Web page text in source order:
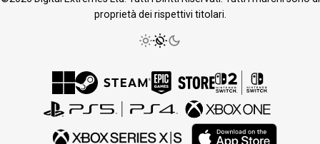
proprietà dei rispettivi titolari.